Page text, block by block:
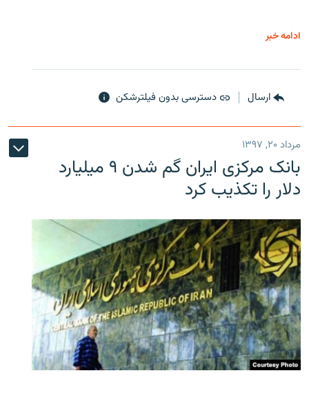
ادامه خبر
ارسال دسترسی بدون فیلترشکن
مرداد ۲۰, ۱۳۹۷
بانک مرکزی ایران گم شدن ۹ میلیارد
دلار را تکذیب کرد